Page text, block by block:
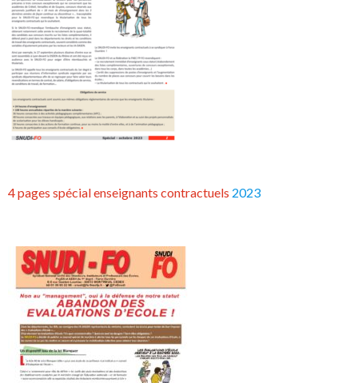
4 pages spécial enseignants contractuels 2023